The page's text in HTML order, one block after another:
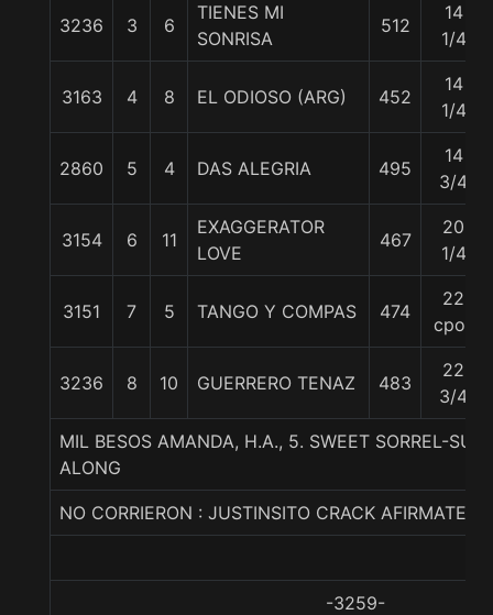
3236 3 6
TIENES MI
SONRISA
512
14
1/4
3163 4 8 EL ODIOSO (ARG) 452
14
1/4
2860 5 4 DAS ALEGRIA 495
14
3/4
3154 6 11
EXAGGERATOR
LOVE
467
20
1/4
3151 7 5 TANGO Y COMPAS 474
22
cpos
3236 8 10 GUERRERO TENAZ 483
22
3/4
MIL BESOS AMANDA, H.A., 5. SWEET SORREL-
ALONG
NO CORRIERON : JUSTINSITO CRACK AFIRMATE
-3259-